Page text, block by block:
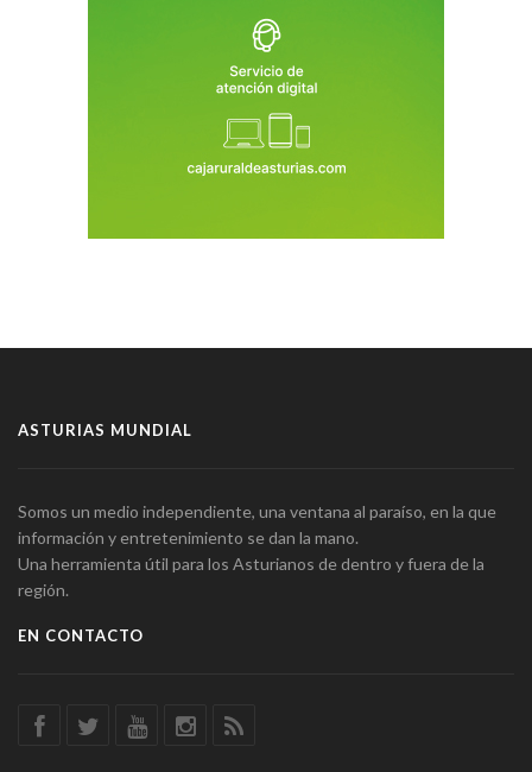
ASTURIAS MUNDIAL
Somos un medio independiente, una ventana al paraíso, en la que
información y entretenimiento se dan la mano.
Una herramienta útil para los Asturianos de dentro y fuera de la
región.
EN CONTACTO